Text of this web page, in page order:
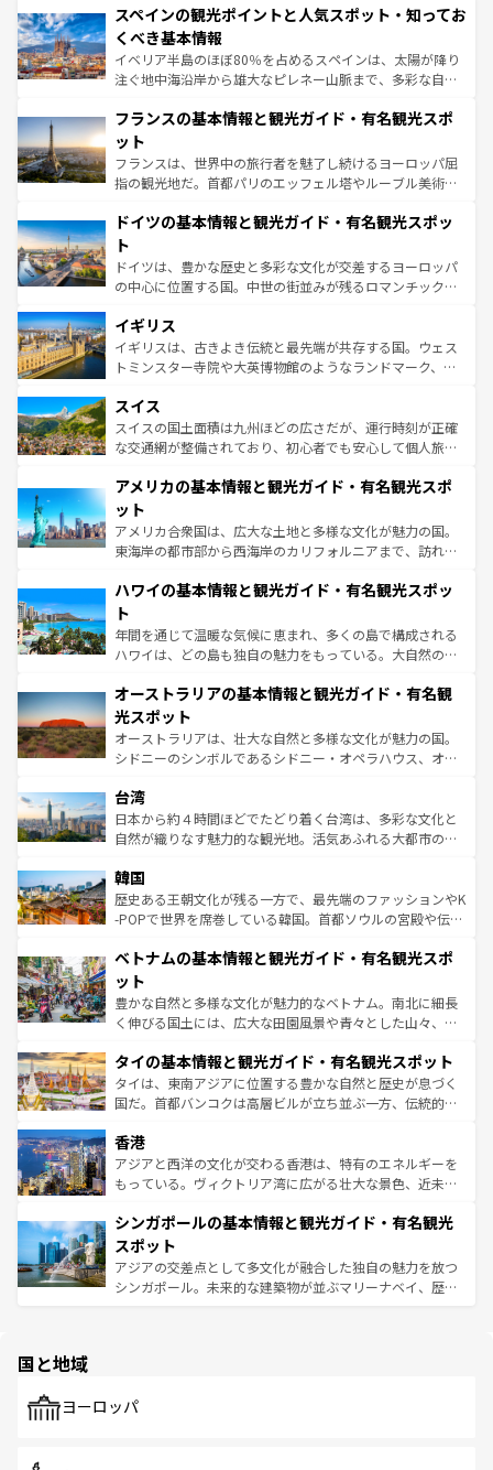
ろん、トスカーナの美しい田園風景やアマルフィ海岸の絶
景など、自然景観も見逃せない。観光の合間には、本場の
ピザやパスタなど、絶品のイタリア料理を堪能することも
できる。朝目覚めてから夜眠るまで、すべての瞬間を楽し
なお、新着のイタリア情報はコンテンツ一覧を参照してほ
しい。
スペインの観光ポイントと人気スポット・知ってお
くべき基本情報
イベリア半島のほぼ80％を占めるスペインは、太陽が降り
注ぐ地中海沿岸から雄大なピレネー山脈まで、多彩な自然
文化が根付くこの国では、情熱的なフラメンコ、熱気あふ
れる闘牛、そして美味しいタパスが生活の一部となってい
る。首都マドリードの洗練された雰囲気や、バルセロナの
アートに溢れた街角から、地方では古代ローマ遺跡や中世
せる。地方によって風土や気候が異なるスペインはその個
ンテンツ一覧 を参照してほしい。
フランスの基本情報と観光ガイド・有名観光スポ
ット
フランスは、世界中の旅行者を魅了し続けるヨーロッパ屈
指の観光地だ。首都パリのエッフェル塔やルーブル美術館
で、幅広い魅力が詰まっている。華麗な宮殿、歴史的な大
聖堂、美しいビーチ、そして豊かな自然が、訪れる者を心
から魅了する。また、フランスは美食の国としても知ら
れ、フランス料理はユネスコ無形文化遺産にも登録されて
香り高いラベンダー畑など、多彩な楽しみ方が可能だ。さ
らに、パリ以外の地域にも魅力が溢れており、どの街角に
も豊かな歴史と文化が息づいている。パリ以外の個性あふ
を参照してほしい。
ドイツの基本情報と観光ガイド・有名観光スポッ
ト
ドイツは、豊かな歴史と多彩な文化が交差するヨーロッパ
の中心に位置する国。中世の街並みが残るロマンチック街
顔を持つこの国は、どこを歩いても飽きることがない。ベ
ルリンの文化的活気、バイエルン州のアルプスの絶景、そ
してライン川沿いのワイン畑といった風景は必見。ビール
は、お酒好きな人にはぜひ体験してほしい。 なお、新着の
ドイツ情報はコンテンツ一覧を参照してほしい。
イギリス
イギリスは、古きよき伝統と最先端が共存する国。ウェス
トミンスター寺院や大英博物館のようなランドマーク、歴
リアごとに異なる魅力がある。また、優雅なアフタヌーン
ティー、ビール好きにはたまらない英国パブ、サッカー観
戦など、本場だからこそできる体験も豊富。イギリスを旅
ンツ一覧を参照してほしい。
スイス
スイスの国土面積は九州ほどの広さだが、運行時刻が正確
な交通網が整備されており、初心者でも安心して個人旅行
の建物がそのまま残る町や、スイスならではのユニークな
博物館もあり、アルプス観光だけでなく町歩きも満喫する
ことができる。国民の所得が高いため物価も高いが、旅行
者向けの交通パス提供のサービスもあり、うまく活用すれ
着のスイス情報はコンテンツ一覧を参照してほしい。
アメリカの基本情報と観光ガイド・有名観光スポ
ット
アメリカ合衆国は、広大な土地と多様な文化が魅力の国。
東海岸の都市部から西海岸のカリフォルニアまで、訪れる
のような巨大都市は、観光、ショッピング、エンターテイ
ンメントが詰まった刺激的なスポットだ。一方、アメリカ
西部には大自然が広がり、グランドキャニオンやイエロー
ストーン国立公園といった絶景が堪能できる。さらに、南
文化が魅力。旅行者はアメリカの各地域で異なる魅力を楽
しみながら、その多様性と豊かな歴史を感じることができ
るだろう。車でのロードトリップや列車の旅も、アメリカ
ならではの贅沢な旅のスタイルだ。 なお、新着のアメリカ
情報は コンテンツ一覧 を参照してほしい。
ハワイの基本情報と観光ガイド・有名観光スポッ
ト
年間を通じて温暖な気候に恵まれ、多くの島で構成される
ハワイは、どの島も独自の魅力をもっている。大自然の神
ワイ島は見逃せない。また、定番の観光地といえばオアフ
島だが、静かな自然を求めるならマウイ島やカウアイ島が
おすすめ。エメラルドグリーンに輝く海をはじめ、豊かな
文化や歴史が息づいている。「アロハスピリット」と呼ば
人々、おいしいローカルフードやハワイアンミュージッ
ク、伝統的なフラダンスなど、すべてがハワイの魅力を彩
っている。訪れるたびに新しい発見と感動が待っているハ
はコンテンツ一覧
オーストラリアの基本情報と観光ガイド・有名観
光スポット
オーストラリアは、壮大な自然と多様な文化が魅力の国。
シドニーのシンボルであるシドニー・オペラハウス、オー
リアリーフや大陸中央部にそびえるウルル（エアーズロッ
ク）、タスマニアの美しい原生林やケアンズの熱帯雨林な
ど、見どころがたくさん。また、カフェやワイン、オージ
いる。アクティビティも充実しており、サーフィンやダイ
ビング、ハイキングなど、アウトドア好きにはたまらな
い。オーストラリアの多彩な魅力を存分に味わいつくそ
参照してほしい。
台湾
日本から約４時間ほどでたどり着く台湾は、多彩な文化と
自然が織りなす魅力的な観光地。活気あふれる大都市の台
ン）、静ひつな山岳地帯である台湾東部など、都市の喧騒
と山間の静けさが共存しており、訪れる人に新しい発見と
驚きをもたらしてくれる。また、奥深い台湾の食文化も魅
容にもいいと評判のスイーツなど、バラエティ豊かな料理
照してほしい。
韓国
歴史ある王朝文化が残る一方で、最先端のファッションやK
-POPで世界を席巻している韓国。首都ソウルの宮殿や伝統
き、地方に足を延ばせば四季折々の自然美を楽しむことが
できる。そして、キムチや焼肉、絶品のストリートフード
まで、さまざまな韓国料理が待っている。夜には、韓国な
らではのナイトライフも堪能できる。あたたかいホスピタ
わってみてほしい。 なお、新着の韓国情報はコンテンツ一
覧 を参照してほしい。
ベトナムの基本情報と観光ガイド・有名観光スポ
ット
豊かな自然と多様な文化が魅力的なベトナム。南北に細長
く伸びる国土には、広大な田園風景や青々とした山々、世
急速な発展と共に伝統が息づく。ハノイの古い町並みやホ
ーチミン市のフランス統治時代の建物も、独特の雰囲気を
醸し出している。また、バラエティの豊かさとおいしさで
とつ。フォーやバインミー、ベトナムコーヒーなどは、ぜ
ひ現地で味わいたい。どの地域を訪れてもあたたかい人々
が旅行者を迎えてくれるので、きっと忘れられない旅にな
参照してほしい。
タイの基本情報と観光ガイド・有名観光スポット
タイは、東南アジアに位置する豊かな自然と歴史が息づく
国だ。首都バンコクは高層ビルが立ち並ぶ一方、伝統的な
の活気が交差している。北部ではチェンマイなどの山岳地
帯で自然と触れ合い、南部ではプーケットやクラビの美し
いビーチでリゾート気分を楽しむことができる。タイ料理
激する。気候は一年中温暖で、どの季節にも異なる楽しみ
が待っている。親しみやすいタイの人々、仏教を中心とし
た文化、そして多様な観光資源が、訪れる旅人を魅了し続
ける。 なお、新着のタイ情報はコンテンツ一覧を参照して
香港
アジアと西洋の文化が交わる香港は、特有のエネルギーを
もっている。ヴィクトリア湾に広がる壮大な景色、近未来
み、どこを訪れても感動するはず。観光スポットが密集し
ており、効率よく見どころを回れるのも魅力。息をのむよ
うな絶景から文化的な体験まで、香港を存分に楽しみ尽く
そう。 なお、新着の香港情報はコンテンツ一覧を参照して
シンガポールの基本情報と観光ガイド・有名観光
スポット
アジアの交差点として多文化が融合した独自の魅力を放つ
シンガポール。未来的な建築物が並ぶマリーナベイ、歴史
で、ホーカーズは地元の風情を楽しめる外せないスポット
国と地域
ヨーロッパ